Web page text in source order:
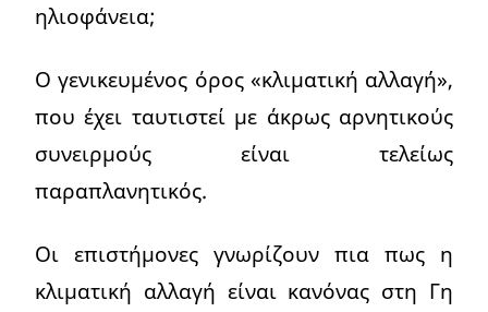
ηλιοφάνεια;
Ο γενικευμένος όρος «κλιματική αλλαγή»,
που έχει ταυτιστεί με άκρως αρνητικούς
συνειρμούς είναι τελείως
παραπλανητικός.
Οι επιστήμονες γνωρίζουν πια πως η
κλιματική αλλαγή είναι κανόνας στη Γη